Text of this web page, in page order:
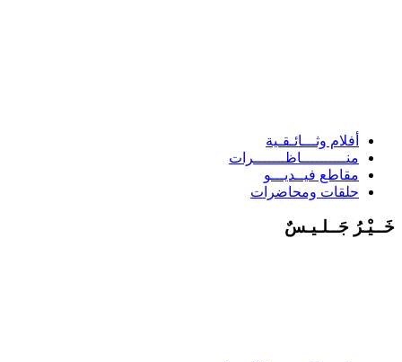
أفلام وثـــائـقـية
منــــــــــاظـــــــرات
مقاطع فيــديـــو
حلقات ومحاضرات
جَــلـيـسٌ